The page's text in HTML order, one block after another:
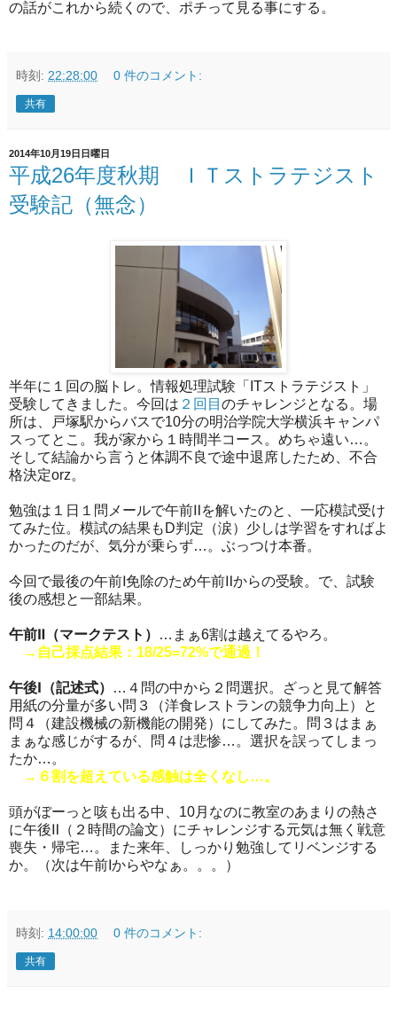
の話がこれから続くので、ポチって見る事にする。
時刻: 22:28:00 0 件のコメント:
共有
2014年10月19日日曜日
平成26年度秋期 ＩＴストラテジスト
受験記（無念）
半年に１回の脳トレ。情報処理試験「ITストラテジスト」
受験してきました。今回は ２回目 のチャレンジとなる。場
所は、戸塚駅からバスで10分の明治学院大学横浜キャンパ
スってとこ。我が家から１時間半コース。めちゃ遠い…。
そして結論から言うと体調不良で途中退席したため、不合
格決定orz。
勉強は１日１問メールで午前Ⅱを解いたのと、一応模試受け
てみた位。模試の結果もD判定（涙）少しは学習をすればよ
かったのだが、気分が乗らず…。ぶっつけ本番。
今回で最後の午前Ⅰ免除のため午前Ⅱからの受験。で、試験
後の感想と一部結果。
午前Ⅱ（マークテスト）
…まぁ6割は越えてるやろ。
→自己採点結果：18/25=72%で通過！
午後Ⅰ（記述式）
…４問の中から２問選択。ざっと見て解答
用紙の分量が多い問３（洋食レストランの競争力向上）と
問４（建設機械の新機能の開発）にしてみた。問３はまぁ
まぁな感じがするが、問４は悲惨…。選択を誤ってしまっ
たか…。
→６割を超えている感触は全くなし…。
頭がぼーっと咳も出る中、10月なのに教室のあまりの熱さ
に午後Ⅱ（２時間の論文）にチャレンジする元気は無く戦意
喪失・帰宅…。また来年、しっかり勉強してリベンジする
か。（次は午前Ⅰからやなぁ。。。）
時刻: 14:00:00 0 件のコメント:
共有